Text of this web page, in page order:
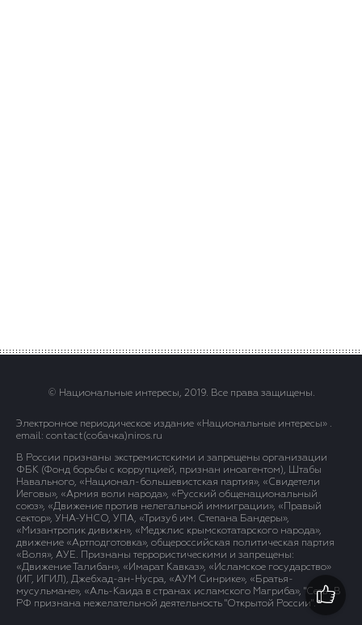
© Национальные интересы, 2019. Все права защищены.
Электронное периодическое издание «Национальные интересы» .
email: contact(сoбaчка)niros.ru
В России признаны экстремистскими и запрещены организации
ФБК (Фонд борьбы с коррупцией, признан иноагентом), Штабы
Навального, «Национал-большевистская партия», «Свидетели
Иеговы», «Армия воли народа», «Русский общенациональный
союз», «Движение против нелегальной иммиграции», «Правый
сектор», УНА-УНСО, УПА, «Тризуб им. Степана Бандеры»,
«Мизантропик дивижн», «Меджлис крымскотатарского народа»,
движение «Артподготовка», общероссийская политическая партия
«Воля», АУЕ. Признаны террористическими и запрещены:
«Движение Талибан», «Имарат Кавказ», «Исламское государство»
(ИГ, ИГИЛ), Джебхад-ан-Нусра, «АУМ Синрике», «Братья-
мусульмане», «Аль-Каида в странах исламского Магриба», "Сеть". В
РФ признана нежелательной деятельность "Открытой России".